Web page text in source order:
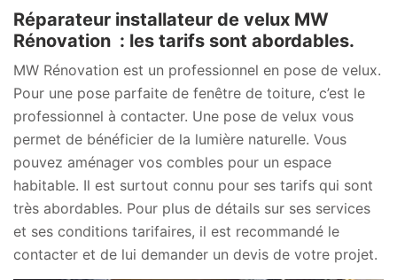
Réparateur installateur de velux MW
Rénovation : les tarifs sont abordables.
MW Rénovation est un professionnel en pose de velux.
Pour une pose parfaite de fenêtre de toiture, c’est le
professionnel à contacter. Une pose de velux vous
permet de bénéficier de la lumière naturelle. Vous
pouvez aménager vos combles pour un espace
habitable. Il est surtout connu pour ses tarifs qui sont
très abordables. Pour plus de détails sur ses services
et ses conditions tarifaires, il est recommandé le
contacter et de lui demander un devis de votre projet.